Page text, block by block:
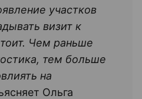
участков
визит к
Чем раньше
тем больше
на
Ольга